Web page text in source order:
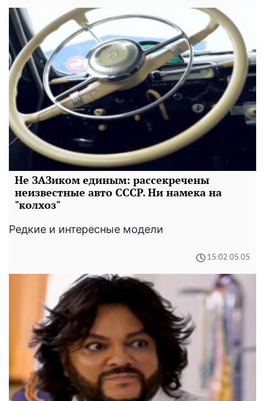
Не ЗАЗиком единым: рассекречены
неизвестные авто СССР. Ни намека на
"колхоз"
Редкие и интересные модели
15:02 05.05